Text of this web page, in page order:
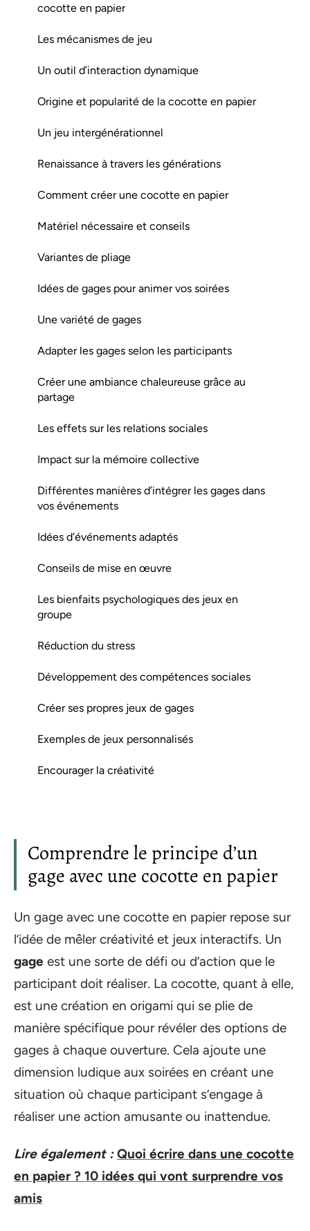
cocotte en papier
Les mécanismes de jeu
Un outil d’interaction dynamique
Origine et popularité de la cocotte en papier
Un jeu intergénérationnel
Renaissance à travers les générations
Comment créer une cocotte en papier
Matériel nécessaire et conseils
Variantes de pliage
Idées de gages pour animer vos soirées
Une variété de gages
Adapter les gages selon les participants
Créer une ambiance chaleureuse grâce au
partage
Les effets sur les relations sociales
Impact sur la mémoire collective
Différentes manières d’intégrer les gages dans
vos événements
Idées d’événements adaptés
Conseils de mise en œuvre
Les bienfaits psychologiques des jeux en
groupe
Réduction du stress
Développement des compétences sociales
Créer ses propres jeux de gages
Exemples de jeux personnalisés
Encourager la créativité
Comprendre le principe d’un
gage avec une cocotte en papier
Un gage avec une cocotte en papier repose sur
l’idée de mêler créativité et jeux interactifs. Un
gage est une sorte de défi ou d’action que le
participant doit réaliser. La cocotte, quant à elle,
est une création en origami qui se plie de
manière spécifique pour révéler des options de
gages à chaque ouverture. Cela ajoute une
dimension ludique aux soirées en créant une
situation où chaque participant s’engage à
réaliser une action amusante ou inattendue.
Lire également : Quoi écrire dans une cocotte
en papier ? 10 idées qui vont surprendre vos
amis